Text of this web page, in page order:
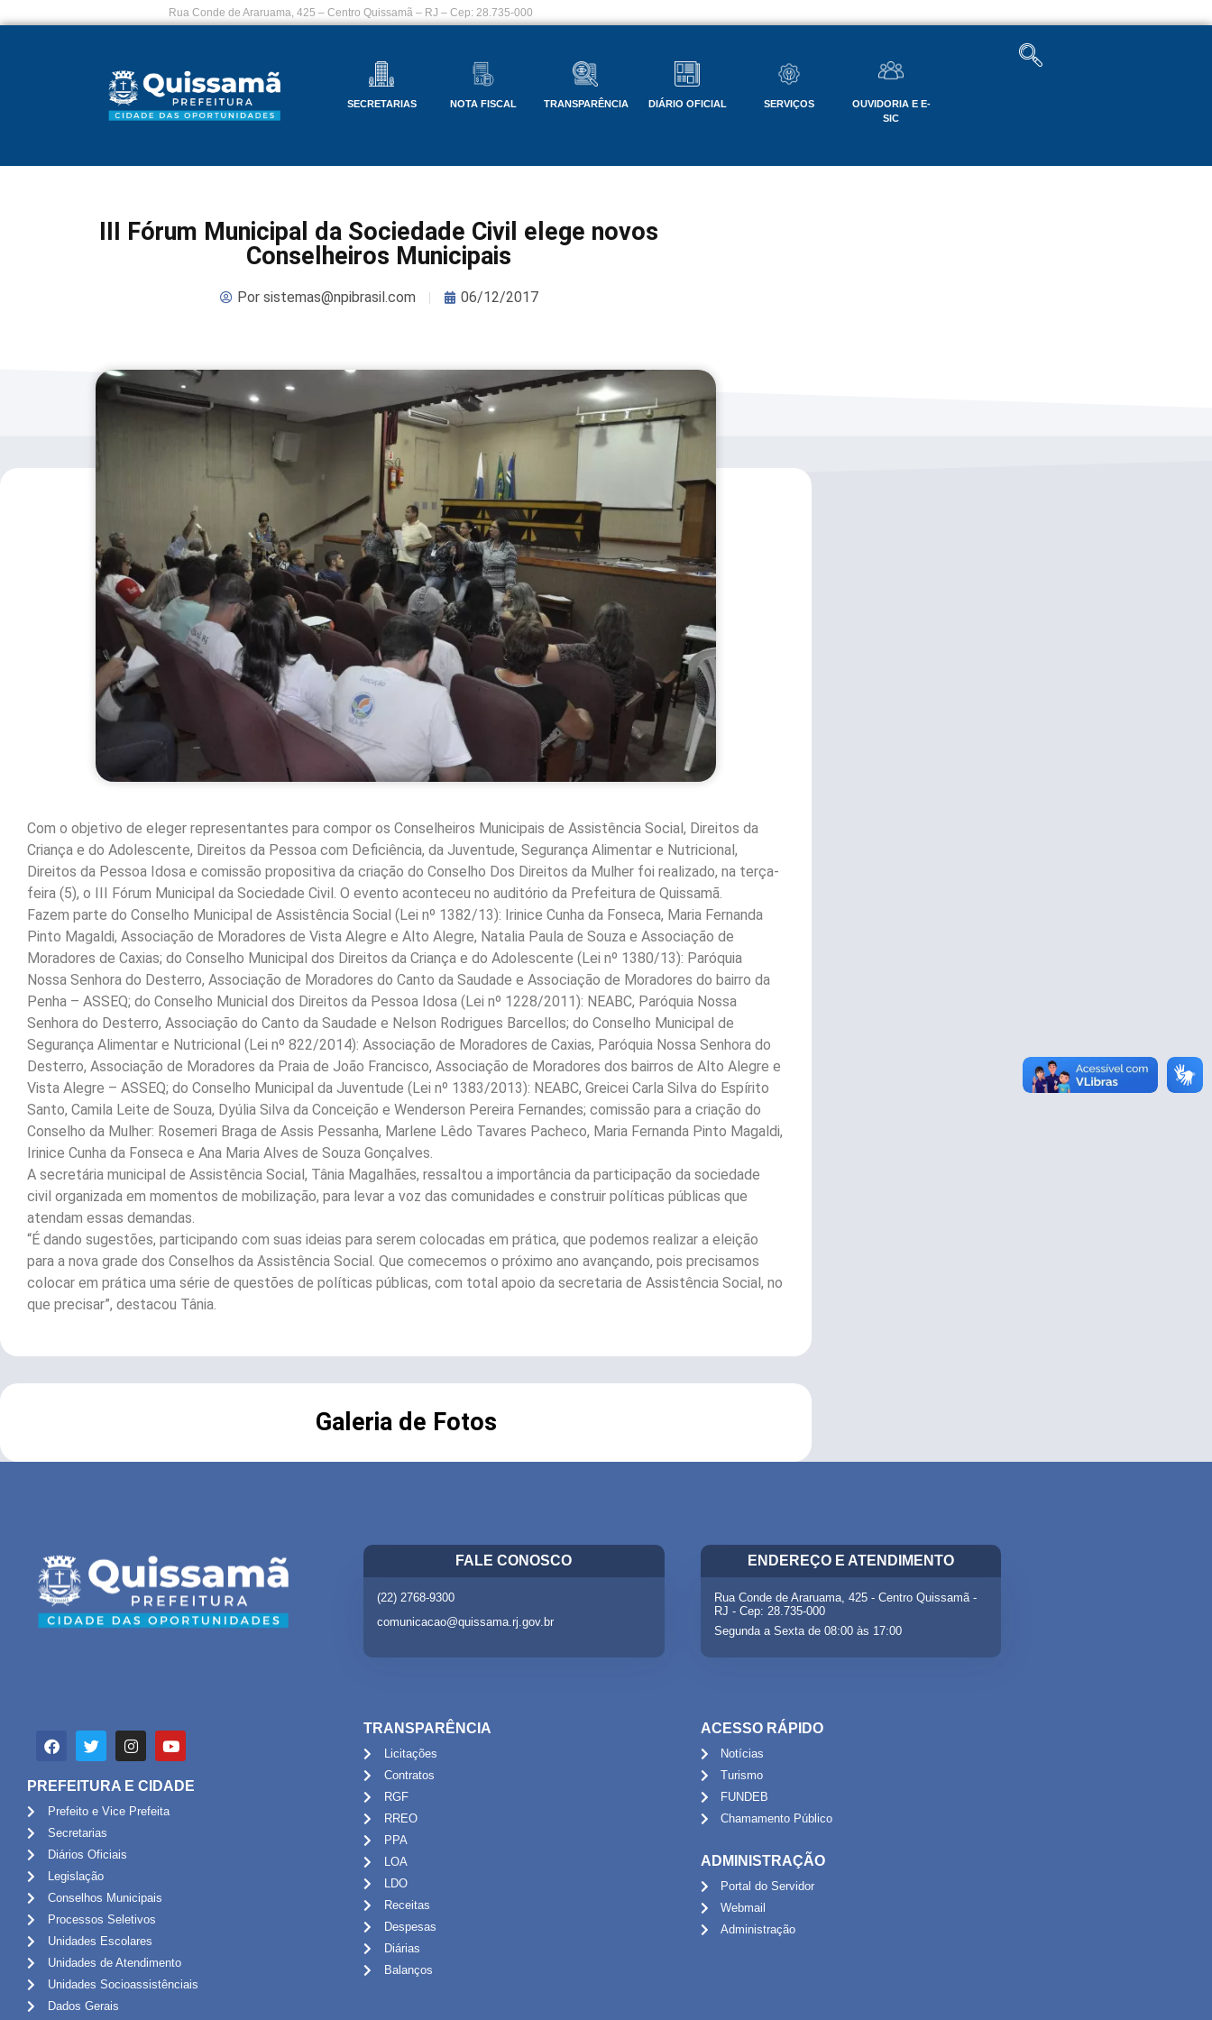
Rua Conde de Araruama, 425 – Centro Quissamã – RJ – Cep: 28.735-000
SECRETARIAS NOTA FISCAL TRANSPARÊNCIA DIÁRIO OFICIAL SERVIÇOS
OUVIDORIA E E-
SIC
III Fórum Municipal da Sociedade Civil elege novos
Conselheiros Municipais
Porsistemas@npibrasil.com 06/12/2017
Com o objetivo de eleger representantes para compor os Conselheiros Municipais de Assistência Social, Direitos da
Criança e do Adolescente, Direitos da Pessoa com Deficiência, da Juventude, Segurança Alimentar e Nutricional,
Direitos da Pessoa Idosa e comissão propositiva da criação do Conselho Dos Direitos da Mulher foi realizado, na terça-
feira (5), o III Fórum Municipal da Sociedade Civil. O evento aconteceu no auditório da Prefeitura de Quissamã.
Fazem parte do Conselho Municipal de Assistência Social (Lei nº 1382/13): Irinice Cunha da Fonseca, Maria Fernanda
Pinto Magaldi, Associação de Moradores de Vista Alegre e Alto Alegre, Natalia Paula de Souza e Associação de
Moradores de Caxias; do Conselho Municipal dos Direitos da Criança e do Adolescente (Lei nº 1380/13): Paróquia
Nossa Senhora do Desterro, Associação de Moradores do Canto da Saudade e Associação de Moradores do bairro da
Penha – ASSEQ; do Conselho Municial dos Direitos da Pessoa Idosa (Lei nº 1228/2011): NEABC, Paróquia Nossa
Senhora do Desterro, Associação do Canto da Saudade e Nelson Rodrigues Barcellos; do Conselho Municipal de
Segurança Alimentar e Nutricional (Lei nº 822/2014): Associação de Moradores de Caxias, Paróquia Nossa Senhora do
Desterro, Associação de Moradores da Praia de João Francisco, Associação de Moradores dos bairros de Alto Alegre e
Vista Alegre – ASSEQ; do Conselho Municipal da Juventude (Lei nº 1383/2013): NEABC, Greicei Carla Silva do Espírito
Santo, Camila Leite de Souza, Dyúlia Silva da Conceição e Wenderson Pereira Fernandes; comissão para a criação do
Conselho da Mulher: Rosemeri Braga de Assis Pessanha, Marlene Lêdo Tavares Pacheco, Maria Fernanda Pinto Magaldi,
Irinice Cunha da Fonseca e Ana Maria Alves de Souza Gonçalves.
A secretária municipal de Assistência Social, Tânia Magalhães, ressaltou a importância da participação da sociedade
civil organizada em momentos de mobilização, para levar a voz das comunidades e construir políticas públicas que
atendam essas demandas.
“É dando sugestões, participando com suas ideias para serem colocadas em prática, que podemos realizar a eleição
para a nova grade dos Conselhos da Assistência Social. Que comecemos o próximo ano avançando, pois precisamos
colocar em prática uma série de questões de políticas públicas, com total apoio da secretaria de Assistência Social, no
que precisar”, destacou Tânia.
Galeria de Fotos
FALE CONOSCO
(22) 2768-9300
comunicacao@quissama.rj.gov.br
ENDEREÇO E ATENDIMENTO
Rua Conde de Araruama, 425 - Centro Quissamã -
RJ - Cep: 28.735-000
Segunda a Sexta de 08:00 às 17:00
PREFEITURA E CIDADE
Prefeito e Vice Prefeita
Secretarias
Diários Oficiais
Legislação
Conselhos Municipais
Processos Seletivos
Unidades Escolares
Unidades de Atendimento
Unidades Socioassistênciais
Dados Gerais
TRANSPARÊNCIA
Licitações
Contratos
RGF
RREO
PPA
LOA
LDO
Receitas
Despesas
Diárias
Balanços
ACESSO RÁPIDO
Notícias
Turismo
FUNDEB
Chamamento Público
ADMINISTRAÇÃO
Portal do Servidor
Webmail
Administração